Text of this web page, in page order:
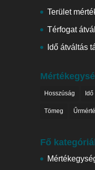
Terület
Térfogat
Idő átváltás
Hosszúság Idő
Tömeg
Fő